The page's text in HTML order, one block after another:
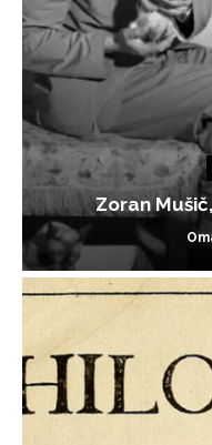
Zoran